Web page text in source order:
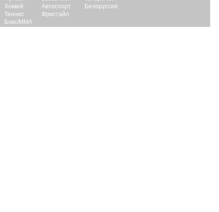
Хоккей
Теннис
Бокс/ММА
Автоспорт
Фристайл
Белоруссия